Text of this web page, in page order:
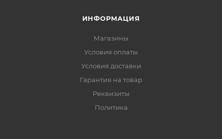
ИНФОРМАЦИЯ
Магазины
Условия оплаты
Условия доставки
Гарантия на товар
Реквизиты
Политика